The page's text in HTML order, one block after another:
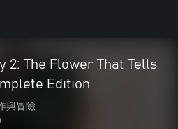
2: The Flower That Tells
Edition
與冒險